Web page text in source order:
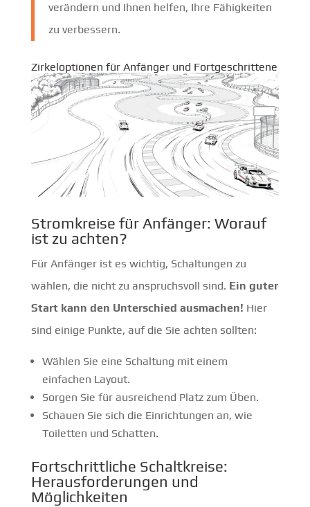
verändern und Ihnen helfen, Ihre Fähigkeiten
zu verbessern.
Zirkeloptionen für Anfänger und Fortgeschrittene
Stromkreise für Anfänger: Worauf
ist zu achten?
Für Anfänger ist es wichtig, Schaltungen zu
wählen, die nicht zu anspruchsvoll sind. Ein guter
Start kann den Unterschied ausmachen! Hier
sind einige Punkte, auf die Sie achten sollten:
Wählen Sie eine Schaltung mit einem
einfachen Layout.
Sorgen Sie für ausreichend Platz zum Üben.
Schauen Sie sich die Einrichtungen an, wie
Toiletten und Schatten.
Fortschrittliche Schaltkreise:
Herausforderungen und
Möglichkeiten